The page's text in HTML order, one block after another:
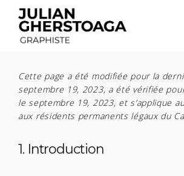
Cette page a été modifiée pour la
septembre 19, 2023, a été vérifiée
le septembre 19, 2023, et s’applique
aux résidents permanents légaux du
1. Introduction